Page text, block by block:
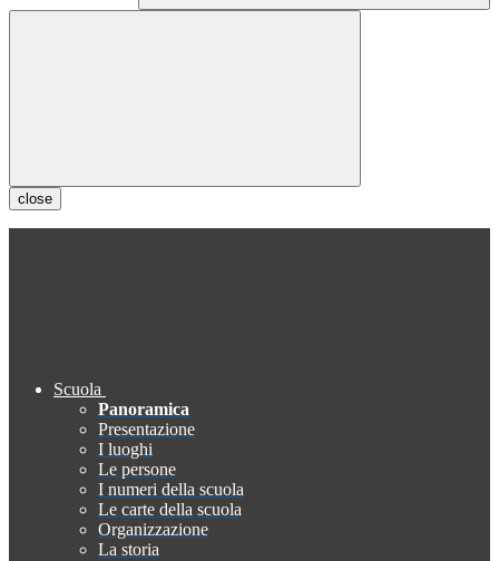
close
Scuola
Panoramica
Presentazione
I luoghi
Le persone
I numeri della scuola
Le carte della scuola
Organizzazione
La storia